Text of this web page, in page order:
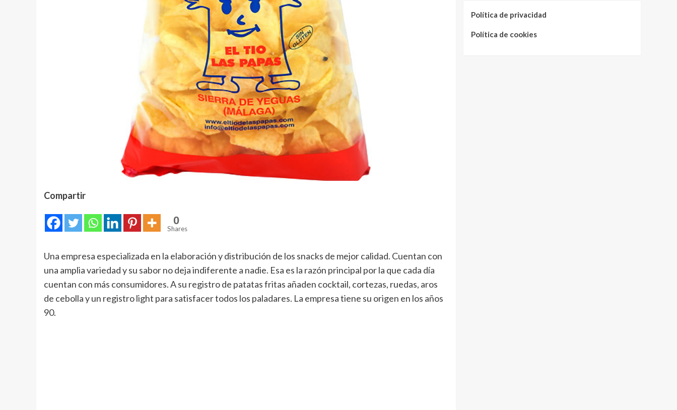
Compartir
0
Shares
Una empresa especializada en la elaboración y distribución de los snacks de mejor calidad. Cuentan con
una amplia variedad y su sabor no deja indiferente a nadie. Esa es la razón principal por la que cada día
cuentan con más consumidores. A su registro de patatas fritas añaden cocktail, cortezas, ruedas, aros
de cebolla y un registro light para satisfacer todos los paladares. La empresa tiene su origen en los años
90.
Política de privacidad
Política de cookies